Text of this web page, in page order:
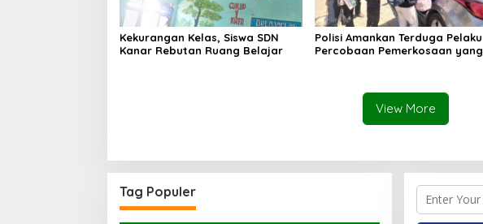
Kekurangan Kelas, Siswa SDN
Kanar Rebutan Ruang Belajar
Polisi Amankan Terduga Pelaku
Percobaan Pemerkosaan yang
View More
Tag Populer